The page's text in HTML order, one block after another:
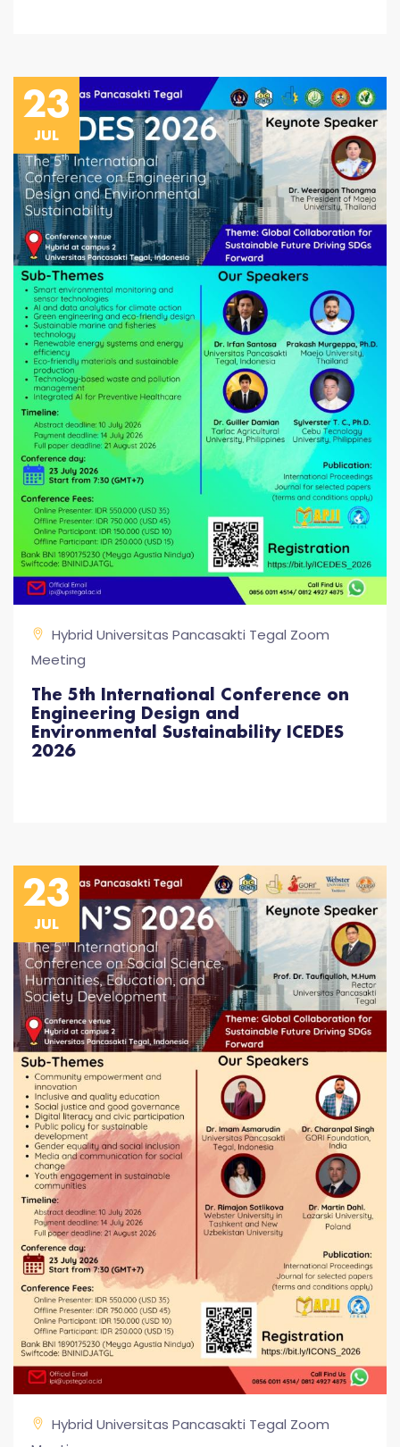
23
JUL
Hybrid Universitas Pancasakti Tegal Zoom
Meeting
The 5th International Conference on
Engineering Design and
Environmental Sustainability ICEDES
2026
23
JUL
Hybrid Universitas Pancasakti Tegal Zoom